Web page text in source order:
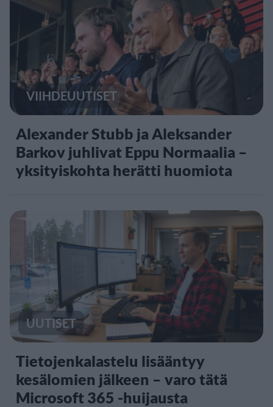
VIIHDEUUTISET
Alexander Stubb ja Aleksander
Barkov juhlivat Eppu Normaalia –
yksityiskohta herätti huomiota
UUTISET
Tietojenkalastelu lisääntyy
kesälomien jälkeen – varo tätä
Microsoft 365 -huijausta